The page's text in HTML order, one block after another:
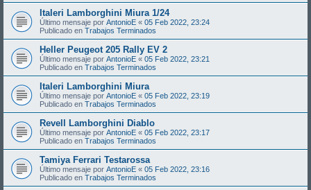
Italeri Lamborghini Miura 1/24
Último mensaje por AntonioE « 05 Feb 2022, 23:24
Publicado en Trabajos Terminados
Heller Peugeot 205 Rally EV 2
Último mensaje por AntonioE « 05 Feb 2022, 23:21
Publicado en Trabajos Terminados
Italeri Lamborghini Miura
Último mensaje por AntonioE « 05 Feb 2022, 23:19
Publicado en Trabajos Terminados
Revell Lamborghini Diablo
Último mensaje por AntonioE « 05 Feb 2022, 23:17
Publicado en Trabajos Terminados
Tamiya Ferrari Testarossa
Último mensaje por AntonioE « 05 Feb 2022, 23:16
Publicado en Trabajos Terminados